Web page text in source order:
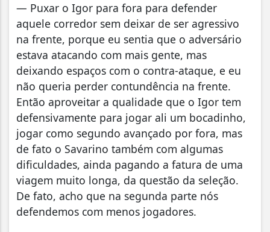
— Puxar o Igor para fora para defender
aquele corredor sem deixar de ser agressivo
na frente, porque eu sentia que o adversário
estava atacando com mais gente, mas
deixando espaços com o contra-ataque, e eu
não queria perder contundência na frente.
Então aproveitar a qualidade que o Igor tem
defensivamente para jogar ali um bocadinho,
jogar como segundo avançado por fora, mas
de fato o Savarino também com algumas
dificuldades, ainda pagando a fatura de uma
viagem muito longa, da questão da seleção.
De fato, acho que na segunda parte nós
defendemos com menos jogadores.